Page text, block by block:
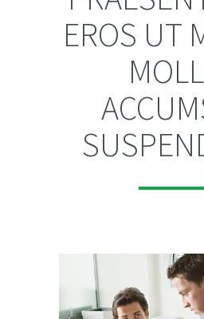
EROS UT